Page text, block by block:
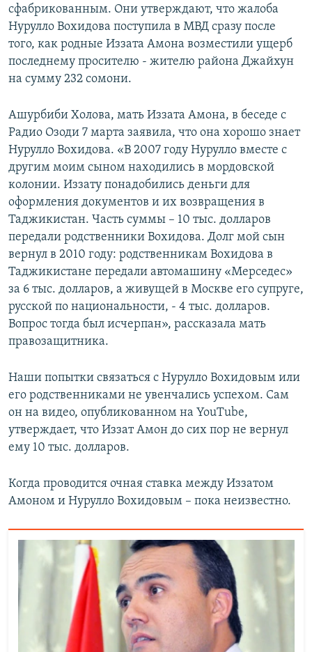
сфабрикованным. Они утверждают, что жалоба
Нурулло Вохидова поступила в МВД сразу после
того, как родные Иззата Амона возместили ущерб
последнему просителю - жителю района Джайхун
на сумму 232 сомони.
Ашурбиби Холова, мать Иззата Амона, в беседе с
Радио Озоди 7 марта заявила, что она хорошо знает
Нурулло Вохидова. «В 2007 году Нурулло вместе с
другим моим сыном находились в мордовской
колонии. Иззату понадобились деньги для
оформления документов и их возвращения в
Таджикистан. Часть суммы – 10 тыс. долларов
передали родственники Вохидова. Долг мой сын
вернул в 2010 году: родственникам Вохидова в
Таджикистане передали автомашину «Мерседес»
за 6 тыс. долларов, а живущей в Москве его супруге,
русской по национальности, - 4 тыс. долларов.
Вопрос тогда был исчерпан», рассказала мать
правозащитника.
Наши попытки связаться с Нурулло Вохидовым или
его родственниками не увенчались успехом. Сам
он на видео, опубликованном на YouTube,
утверждает, что Иззат Амон до сих пор не вернул
ему 10 тыс. долларов.
Когда проводится очная ставка между Иззатом
Амоном и Нурулло Вохидовым – пока неизвестно.